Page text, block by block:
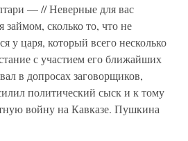
— // Неверные для вас
займом, сколько то, что не
у царя, который всего несколько
с участием его ближайших
в допросах заговорщиков,
политический сыск и к тому
войну на Кавказе. Пушкина